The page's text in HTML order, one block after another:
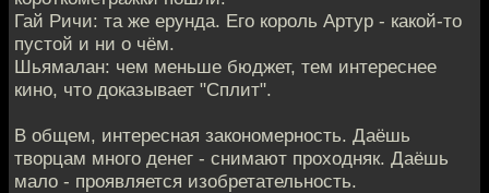
Гай Ричи: та же ерунда. Его король Артур - какой-то
пустой и ни о чём.
Шьямалан: чем меньше бюджет, тем интереснее
кино, что доказывает "Сплит".
В общем, интересная закономерность. Даёшь
творцам много денег - снимают проходняк. Даёшь
мало - проявляется изобретательность.